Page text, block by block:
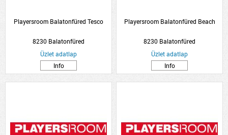
Playersroom Balatonfüred Tesco
8230 Balatonfüred
Üzlet adatlap
Info
Playersroom Balatonfüred Beach
8230 Balatonfüred
Üzlet adatlap
Info